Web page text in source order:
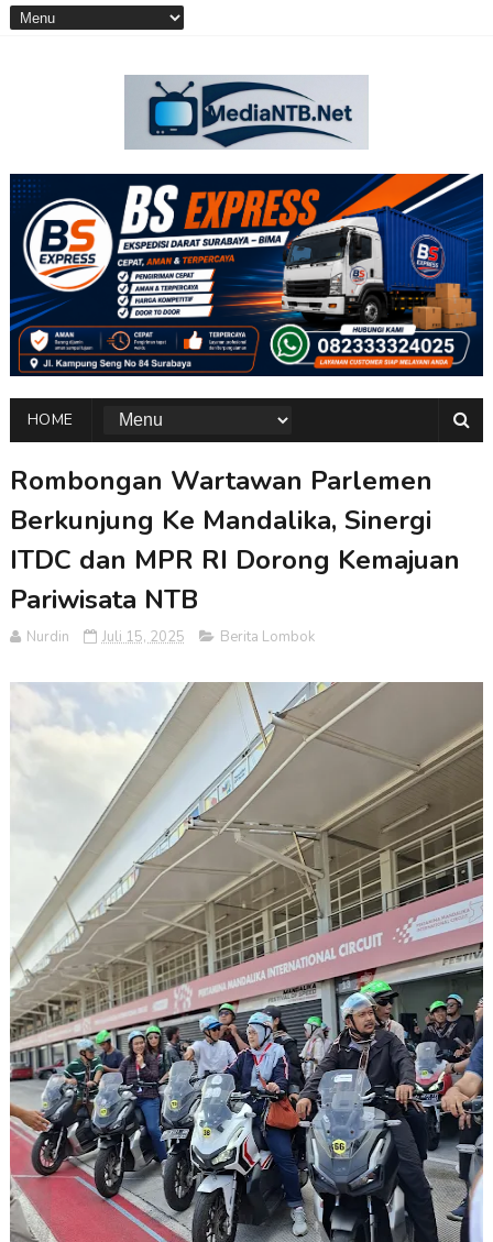
HOME
Rombongan Wartawan Parlemen
Berkunjung Ke Mandalika, Sinergi
ITDC dan MPR RI Dorong Kemajuan
Pariwisata NTB
Nurdin Juli 15, 2025 Berita Lombok